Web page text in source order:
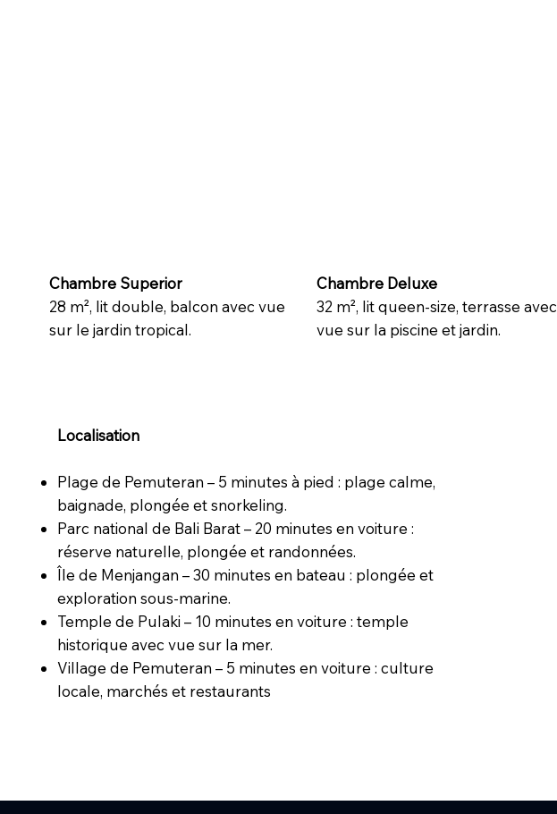
Chambre Superior
28 m², lit double, balcon avec vue
sur le jardin tropical.
Chambre Deluxe
32 m², lit queen-size, terrasse avec
vue sur la piscine et jardin.
Localisation
Plage de Pemuteran – 5 minutes à pied : plage calme,
baignade, plongée et snorkeling.
Parc national de Bali Barat – 20 minutes en voiture :
réserve naturelle, plongée et randonnées.
Île de Menjangan – 30 minutes en bateau : plongée et
exploration sous-marine.
Temple de Pulaki – 10 minutes en voiture : temple
historique avec vue sur la mer.
Village de Pemuteran – 5 minutes en voiture : culture
locale, marchés et restaurants